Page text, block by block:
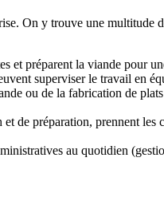
On y trouve une multitude
et préparent la viande pour
superviser le travail en
ou de la fabrication de
de préparation, prennent les
au quotidien